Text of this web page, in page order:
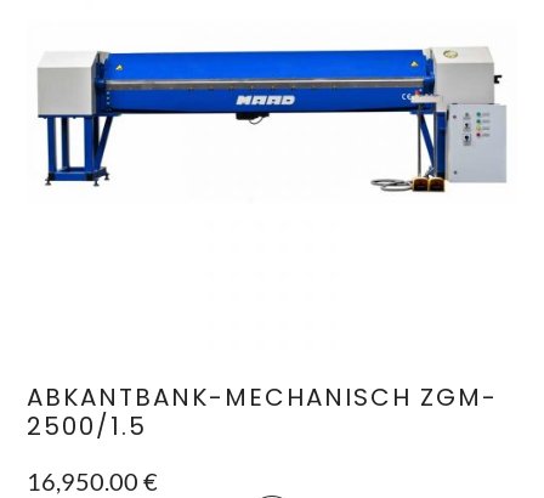
ABKANTBANK-MECHANISCH ZGM-
2500/1.5
16,950.00€